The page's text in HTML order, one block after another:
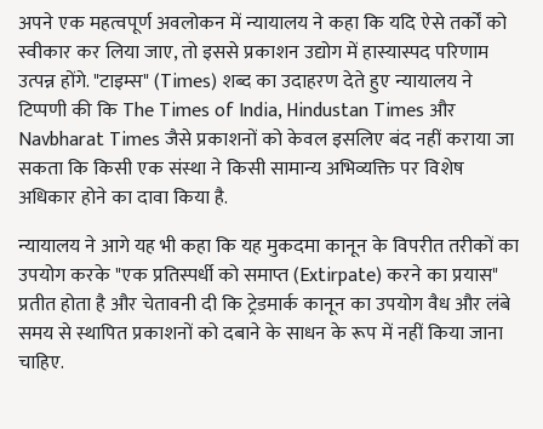
अपने एक महत्वपूर्ण अवलोकन में न्यायालय ने कहा कि यदि ऐसे तर्कों को
स्वीकार कर लिया जाए, तो इससे प्रकाशन उद्योग में हास्यास्पद परिणाम
उत्पन्न होंगे. "टाइम्स" (Times) शब्द का उदाहरण देते हुए न्यायालय ने
टिप्पणी की कि The Times of India, Hindustan Times और
Navbharat Times जैसे प्रकाशनों को केवल इसलिए बंद नहीं कराया जा
सकता कि किसी एक संस्था ने किसी सामान्य अभिव्यक्ति पर विशेष
अधिकार होने का दावा किया है.
न्यायालय ने आगे यह भी कहा कि यह मुकदमा कानून के विपरीत तरीकों का
उपयोग करके "एक प्रतिस्पर्धी को समाप्त (Extirpate) करने का प्रयास"
प्रतीत होता है और चेतावनी दी कि ट्रेडमार्क कानून का उपयोग वैध और लंबे
समय से स्थापित प्रकाशनों को दबाने के साधन के रूप में नहीं किया जाना
चाहिए.